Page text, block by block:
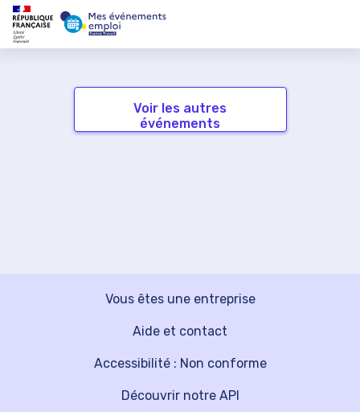
Voir les autres
événements
Vous êtes une entreprise
Découvrir notre API
Aide et contact
Accessibilité : Non conforme